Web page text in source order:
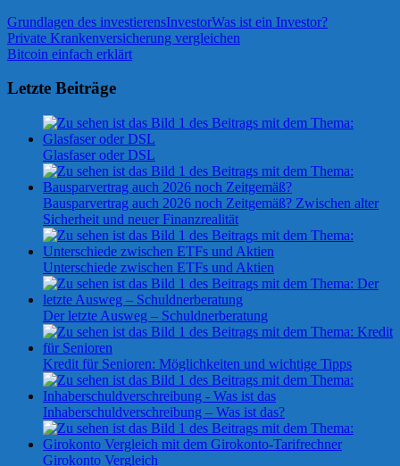
Grundlagen des investierensInvestorWas ist ein Investor?
Beitragsnavigation
Vorheriger
Beitrag:
Private Krankenversicherung vergleichen
Nächster
Bitcoin einfach erklärt
Letzte Beiträge
Glasfaser oder DSL
Bausparvertrag auch 2026 noch Zeitgemäß? Zwischen alter
Sicherheit und neuer Finanzrealität
Unterschiede zwischen ETFs und Aktien
Der letzte Ausweg – Schuldnerberatung
Kredit für Senioren: Möglichkeiten und wichtige Tipps
Inhaberschuldverschreibung – Was ist das?
Girokonto Vergleich